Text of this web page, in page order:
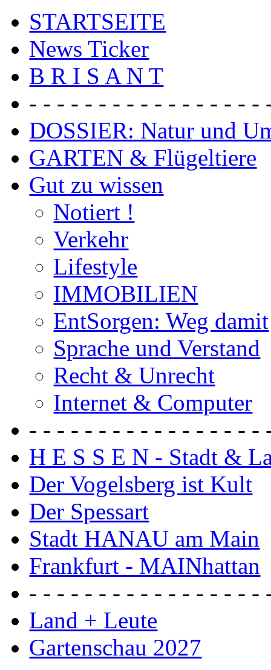
STARTSEITE
News Ticker
B R I S A N T
- - - - - - - - - - - - - - - - -
DOSSIER: Natur und
GARTEN & Flügeltiere
Gut zu wissen
Notiert !
Verkehr
Lifestyle
IMMOBILIEN
EntSorgen: Weg damit
Sprache und Verstand
Recht & Unrecht
Internet & Computer
- - - - - - - - - - - - - - - - -
H E S S E N - Stadt &
Der Vogelsberg ist Kult
Der Spessart
Stadt HANAU am Main
Frankfurt - MAINhattan
- - - - - - - - - - - - - - - - -
Land + Leute
Gartenschau 2027